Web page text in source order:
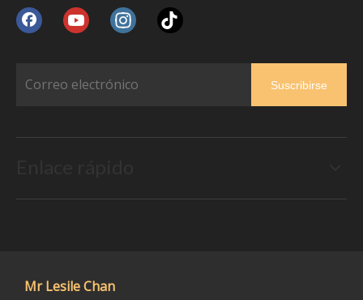
Suscribirse
Mr Lesile Chan